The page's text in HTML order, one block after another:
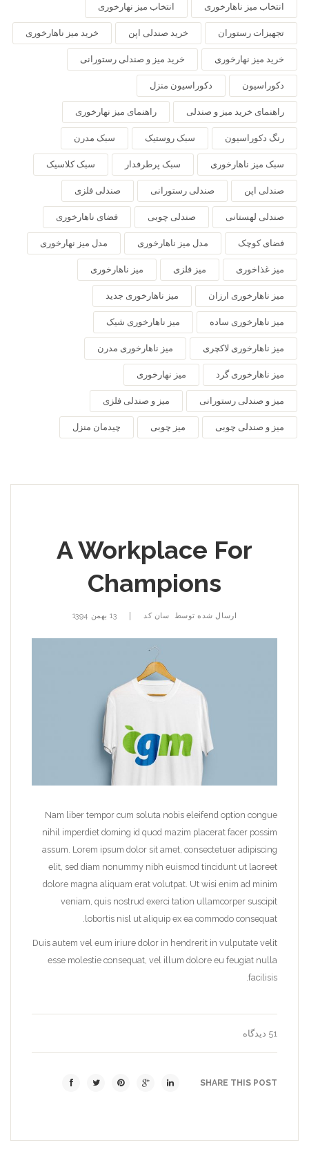
انتخاب میز ناهارخوری انتخاب میز نهارخوری
تجهیزات رستوران خرید صندلی اپن خرید میز ناهارخوری
خرید میز نهارخوری خرید میز و صندلی رستورانی
دکوراسیون دکوراسیون منزل
راهنمای خرید میز و صندلی راهنمای میز نهارخوری
رنگ دکوراسیون سبک روستیک سبک مدرن
سبک میز ناهارخوری سبک پرطرفدار سبک کلاسیک
صندلی اپن صندلی رستورانی صندلی فلزی
صندلی لهستانی صندلی چوبی فضای ناهارخوری
فضای کوچک مدل میز ناهارخوری مدل میز نهارخوری
میز غذاخوری میز فلزی میز ناهارخوری
میز ناهارخوری ارزان میز ناهارخوری جدید
میز ناهارخوری ساده میز ناهارخوری شیک
میز ناهارخوری لاکچری میز ناهارخوری مدرن
میز ناهارخوری گرد میز نهارخوری
میز و صندلی رستورانی میز و صندلی فلزی
میز و صندلی چوبی میز چوبی چیدمان منزل
A Workplace For
Champions
ارسال شده توسط سان کد 13 بهمن 1394
Nam liber tempor cum soluta nobis eleifend option congue
nihil imperdiet doming id quod mazim placerat facer possim
assum. Lorem ipsum dolor sit amet, consectetuer adipiscing
elit, sed diam nonummy nibh euismod tincidunt ut laoreet
dolore magna aliquam erat volutpat. Ut wisi enim ad minim
veniam, quis nostrud exerci tation ullamcorper suscipit
lobortis nisl ut aliquip ex ea commodo consequat.
Duis autem vel eum iriure dolor in hendrerit in vulputate velit
esse molestie consequat, vel illum dolore eu feugiat nulla
facilisis.
51 دیدگاه
SHARE THIS POST